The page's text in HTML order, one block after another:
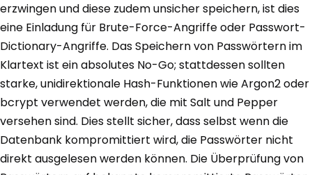
erzwingen und diese zudem unsicher speichern, ist dies
eine Einladung für Brute-Force-Angriffe oder Passwort-
Dictionary-Angriffe. Das Speichern von Passwörtern im
Klartext ist ein absolutes No-Go; stattdessen sollten
starke, unidirektionale Hash-Funktionen wie Argon2 oder
bcrypt verwendet werden, die mit Salt und Pepper
versehen sind. Dies stellt sicher, dass selbst wenn die
Datenbank kompromittiert wird, die Passwörter nicht
direkt ausgelesen werden können. Die Überprüfung von